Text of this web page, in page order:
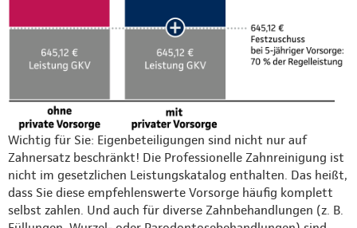
Wichtig für Sie: Eigenbeteiligungen sind nicht nur auf
Zahnersatz beschränkt! Die Professionelle Zahnreinigung ist
nicht im gesetzlichen Leistungskatalog enthalten. Das heißt,
dass Sie diese empfehlenswerte Vorsorge häufig komplett
selbst zahlen. Und auch für diverse Zahnbehandlungen (z. B.